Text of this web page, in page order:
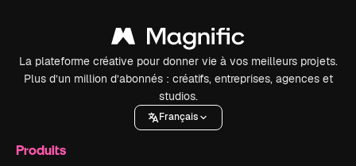
La plateforme créative pour donner vie à vos meilleurs projets.
Plus d’un million d’abonnés : créatifs, entreprises, agences et
studios.
Français
Produits